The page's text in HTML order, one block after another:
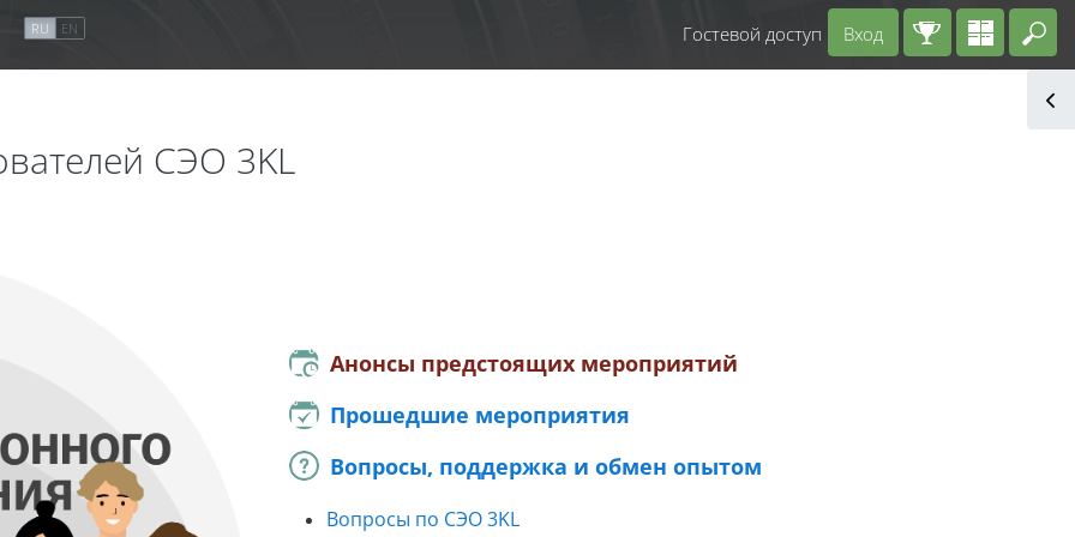
RU EN Гостевой доступ Вход
СЭО 3KL
Анонсы предстоящих мероприятий
Прошедшие мероприятия
Вопросы, поддержка и обмен опытом
Вопросы по СЭО 3KL